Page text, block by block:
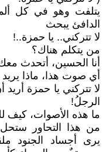
يتلفت وهو في كل
الدافئ يبحث
لا تتركني.. يا حمزة..!
من يتكلم هناك؟
أنا الحسين، أتحدث
أي صوت هذا، ماذا
لا تتركني يا حمزة أريد
الرجلُ!
ما هذه الأصوات، كيف
من هذا التحاور
يرى أجساد الجنود